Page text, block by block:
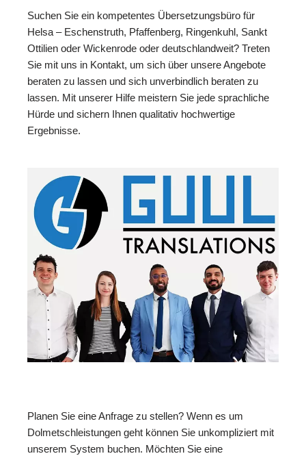
Suchen Sie ein kompetentes Übersetzungsbüro für
Helsa – Eschenstruth, Pfaffenberg, Ringenkuhl, Sankt
Ottilien oder Wickenrode oder deutschlandweit? Treten
Sie mit uns in Kontakt, um sich über unsere Angebote
beraten zu lassen und sich unverbindlich beraten zu
lassen. Mit unserer Hilfe meistern Sie jede sprachliche
Hürde und sichern Ihnen qualitativ hochwertige
Ergebnisse.
Planen Sie eine Anfrage zu stellen? Wenn es um
Dolmetschleistungen geht können Sie unkompliziert mit
unserem System buchen. Möchten Sie eine